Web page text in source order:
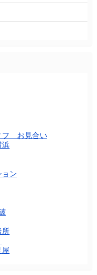
フ お見合い
ン
所
屋